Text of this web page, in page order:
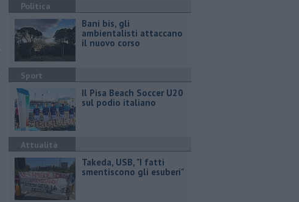
Politica
Bani bis, gli
ambientalisti attaccano
il nuovo corso
Sport
Il Pisa Beach Soccer U20
sul podio italiano
Attualità
Takeda, USB, "I fatti
smentiscono gli esuberi"